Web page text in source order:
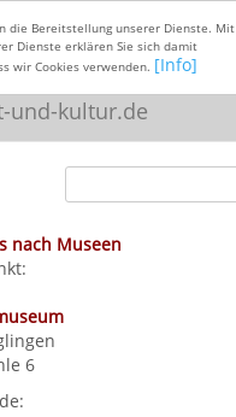
die Bereitstellung unserer Dienste. Mit
Dienste erklären Sie sich damit
wir Cookies verwenden. [Info]
und-kultur.de
nach Museen
6